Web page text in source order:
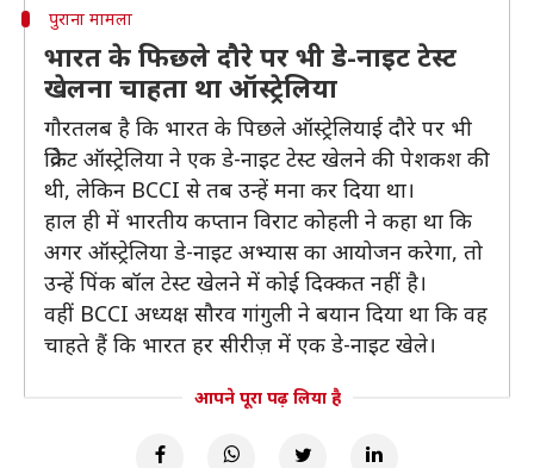
पुराना मामला
भारत के फिछले दौरे पर भी डे-नाइट टेस्ट
खेलना चाहता था ऑस्ट्रेलिया
गौरतलब है कि भारत के पिछले ऑस्ट्रेलियाई दौरे पर भी
क्रिकेट ऑस्ट्रेलिया ने एक डे-नाइट टेस्ट खेलने की पेशकश की
थी, लेकिन BCCI से तब उन्हें मना कर दिया था।
हाल ही में भारतीय कप्तान विराट कोहली ने कहा था कि
अगर ऑस्ट्रेलिया डे-नाइट अभ्यास का आयोजन करेगा, तो
उन्हें पिंक बॉल टेस्ट खेलने में कोई दिक्कत नहीं है।
वहीं BCCI अध्यक्ष सौरव गांगुली ने बयान दिया था कि वह
चाहते हैं कि भारत हर सीरीज़ में एक डे-नाइट खेले।
आपने पूरा पढ़ लिया है